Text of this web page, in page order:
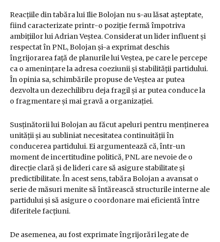
Reacțiile din tabăra lui Ilie Bolojan nu s-au lăsat așteptate,
fiind caracterizate printr-o poziție fermă împotriva
ambițiilor lui Adrian Veștea. Considerat un lider influent și
respectat în PNL, Bolojan și-a exprimat deschis
îngrijorarea față de planurile lui Veștea, pe care le percepe
ca o amenințare la adresa coeziunii și stabilității partidului.
În opinia sa, schimbările propuse de Veștea ar putea
dezvolta un dezechilibru deja fragil și ar putea conduce la
o fragmentare și mai gravă a organizației.
Susținătorii lui Bolojan au făcut apeluri pentru menținerea
unității și au subliniat necesitatea continuității în
conducerea partidului. Ei argumentează că, într-un
moment de incertitudine politică, PNL are nevoie de o
direcție clară și de lideri care să asigure stabilitate și
predictibilitate. În acest sens, tabăra Bolojan a avansat o
serie de măsuri menite să întărească structurile interne ale
partidului și să asigure o coordonare mai eficientă între
diferitele facțiuni.
De asemenea, au fost exprimate îngrijorări legate de